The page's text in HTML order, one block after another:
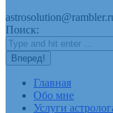
Поиск:
Главная
Обо мне
Услуги